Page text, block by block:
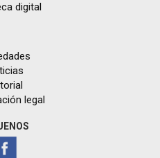
digital
legal